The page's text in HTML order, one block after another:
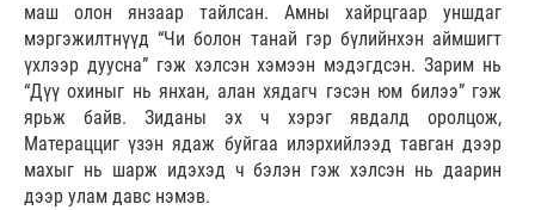
маш олон янзаар тайлсан. Амны хайрцгаар уншдаг
мэргэжилтнүүд “Чи болон танай гэр бүлийнхэн аймшигт
үхлээр дуусна” гэж хэлсэн хэмээн мэдэгдсэн. Зарим нь
“Дүү охиныг нь янхан, алан хядагч гэсэн юм билээ” гэж
ярьж байв. Зиданы эх ч хэрэг явдалд оролцож,
Матерацциг үзэн ядаж буйгаа илэрхийлээд тавган дээр
махыг нь шарж идэхэд ч бэлэн гэж хэлсэн нь даарин
дээр улам давс нэмэв.